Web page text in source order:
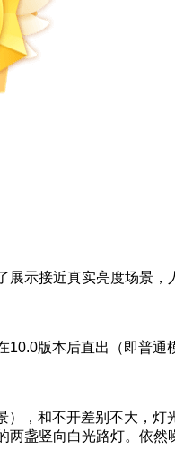
展示接近真实亮度场景，
10.0版本后直出（即普通
），和不开差别不大，灯
两盏竖向白光路灯。依然